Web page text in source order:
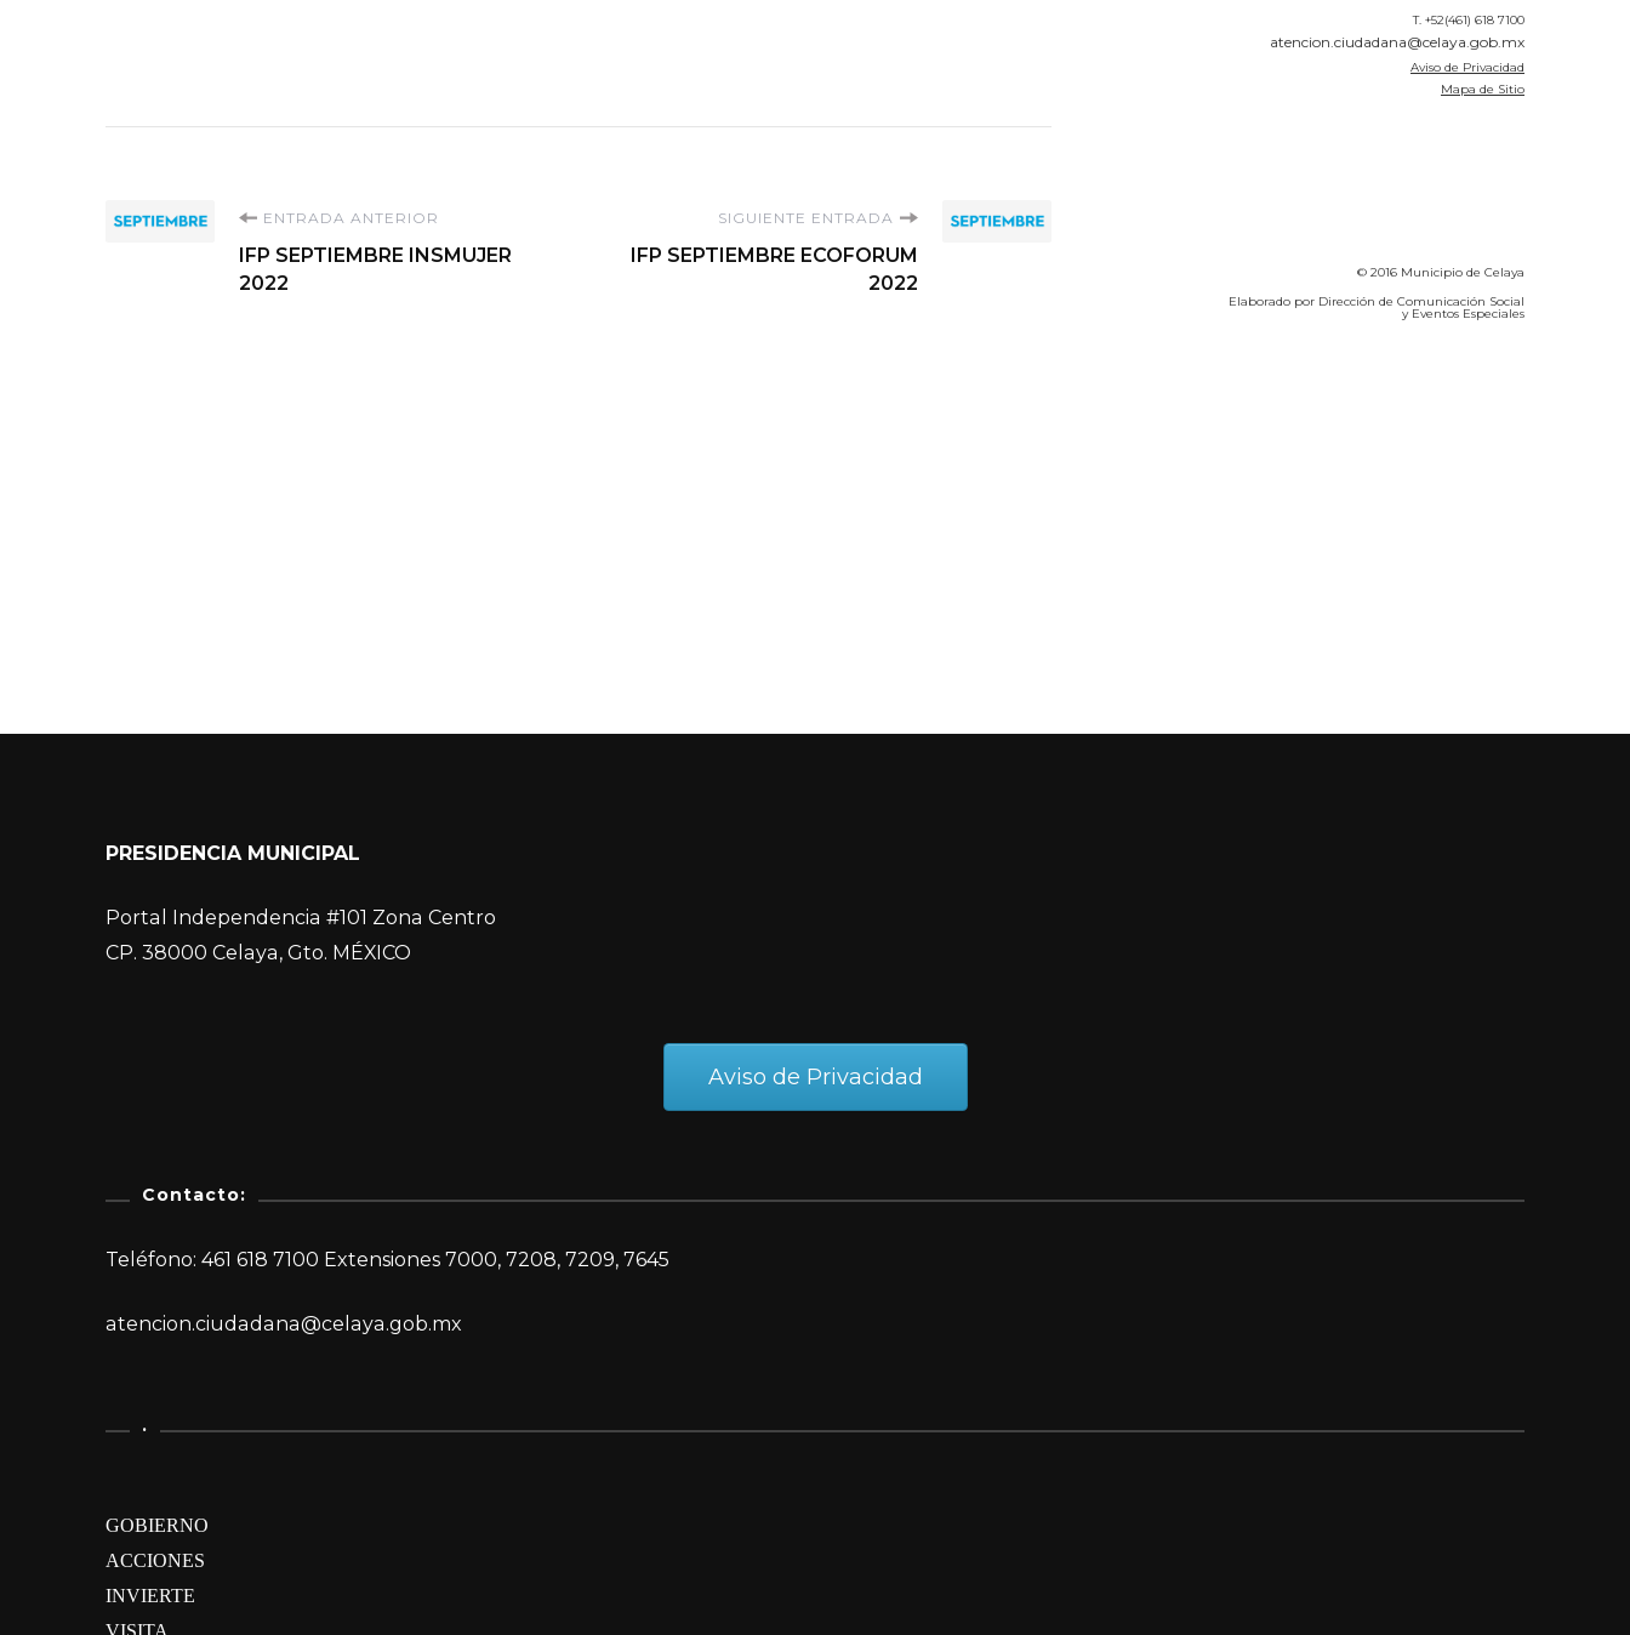
Navegación
ENTRADA ANTERIOR
IFP SEPTIEMBRE INSMUJER
2022
SIGUIENTE ENTRADA
IFP SEPTIEMBRE ECOFORUM
2022
T. +52(461) 618 7100
atencion.ciudadana@celaya.gob.mx
Aviso de Privacidad
Mapa de Sitio
© 2016 Municipio de Celaya
Elaborado por Dirección de Comunicación Social
y Eventos Especiales
PRESIDENCIA MUNICIPAL
Portal Independencia #101 Zona Centro
CP. 38000 Celaya, Gto. MÉXICO
Aviso de Privacidad
Contacto:
Teléfono: 461 618 7100 Extensiones 7000, 7208, 7209, 7645
atencion.ciudadana@celaya.gob.mx
.
GOBIERNO
ACCIONES
INVIERTE
VISITA